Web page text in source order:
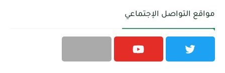
مواقع التواصل الإجتماعي